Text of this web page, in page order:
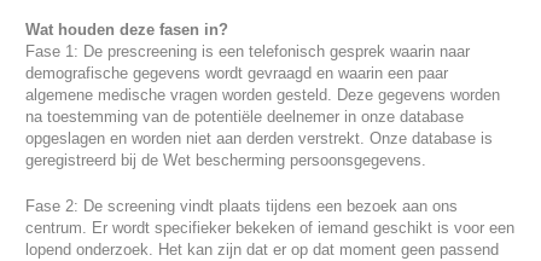
Wat houden deze fasen in?
Fase 1: De prescreening is een telefonisch gesprek waarin naar
demografische gegevens wordt gevraagd en waarin een paar
algemene medische vragen worden gesteld. Deze gegevens worden
na toestemming van de potentiële deelnemer in onze database
opgeslagen en worden niet aan derden verstrekt. Onze database is
geregistreerd bij de Wet bescherming persoonsgegevens.
Fase 2: De screening vindt plaats tijdens een bezoek aan ons
centrum. Er wordt specifieker bekeken of iemand geschikt is voor een
lopend onderzoek. Het kan zijn dat er op dat moment geen passend